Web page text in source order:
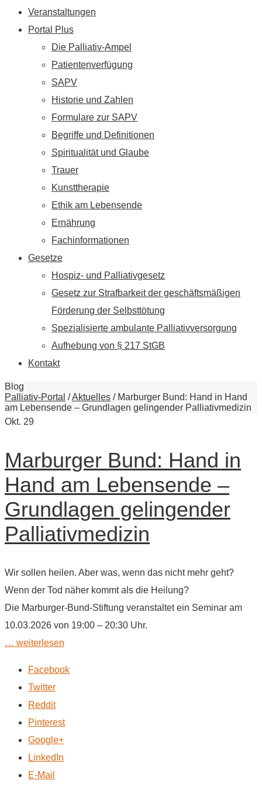
Veranstaltungen
Portal Plus
Die Palliativ-Ampel
Patientenverfügung
SAPV
Historie und Zahlen
Formulare zur SAPV
Begriffe und Definitionen
Spiritualität und Glaube
Trauer
Kunsttherapie
Ethik am Lebensende
Ernährung
Fachinformationen
Gesetze
Hospiz- und Palliativgesetz
Gesetz zur Strafbarkeit der geschäftsmäßigen
Förderung der Selbsttötung
Spezialisierte ambulante Palliativversorgung
Aufhebung von § 217 StGB
Kontakt
Blog
Palliativ-Portal /Aktuelles / Marburger Bund: Hand in Hand
am Lebensende – Grundlagen gelingender Palliativmedizin
Okt. 29
Marburger Bund: Hand in
Hand am Lebensende –
Grundlagen gelingender
Palliativmedizin
Wir sollen heilen. Aber was, wenn das nicht mehr geht?
Wenn der Tod näher kommt als die Heilung?
Die Marburger-Bund-Stiftung veranstaltet ein Seminar am
10.03.2026 von 19:00 – 20:30 Uhr.
… weiterlesen
Facebook
Twitter
Reddit
Pinterest
Google+
LinkedIn
E-Mail